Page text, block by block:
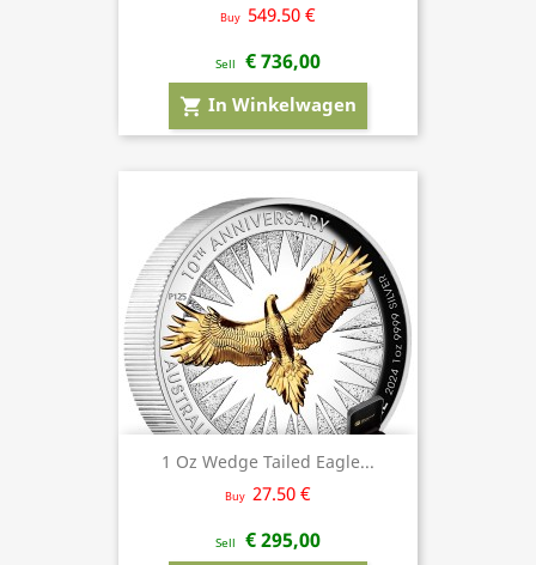
Buy 549.50 €
Sell € 736,00
shopping_cart In Winkelwagen
1 Oz Wedge Tailed Eagle...
Buy 27.50 €
Sell € 295,00